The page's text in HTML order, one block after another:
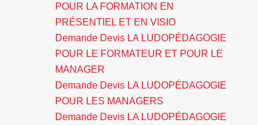
POUR LA FORMATION EN
PRÉSENTIEL ET EN VISIO
Demande Devis LA LUDOPÉDAGOGIE
POUR LE FORMATEUR ET POUR LE
MANAGER
Demande Devis LA LUDOPÉDAGOGIE
POUR LES MANAGERS
Demande Devis LA LUDOPÉDAGOGIE